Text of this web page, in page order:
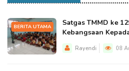
BERITA UTAMA
Satgas TMMD ke
Kebangsaan
Rayendi 08